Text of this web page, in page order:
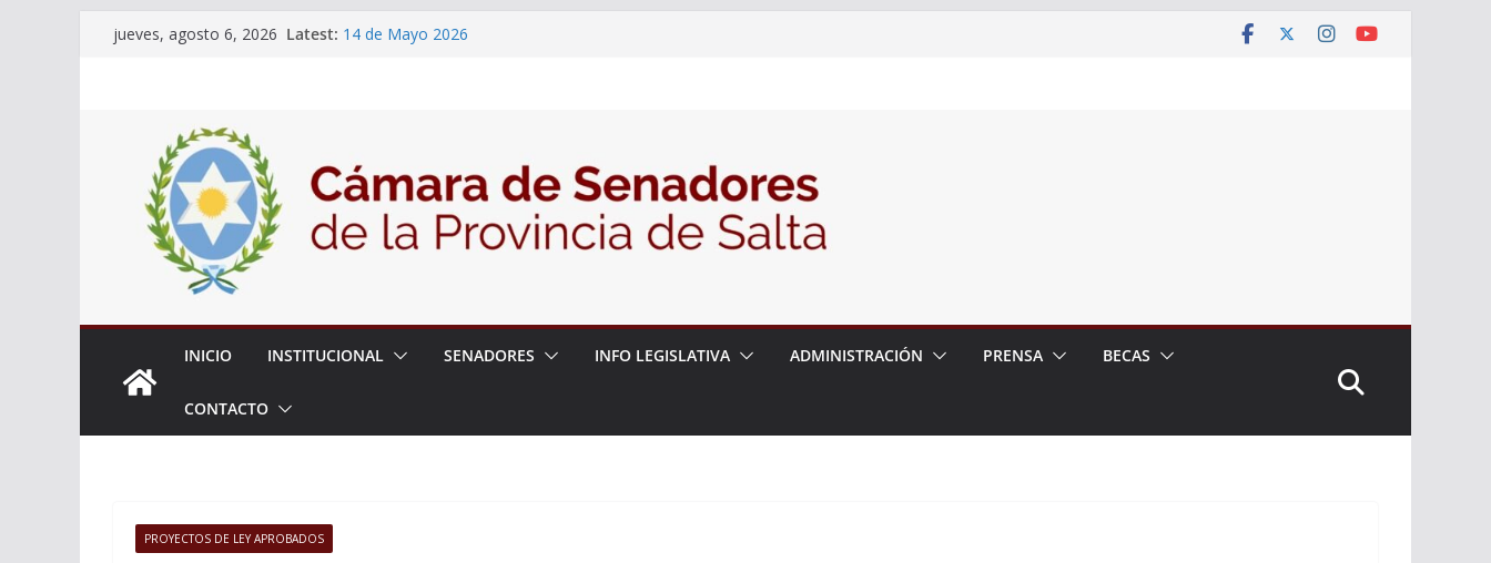
jueves, agosto 6, 2026 Latest: 14 de Mayo 2026
Adjudicacion Simple N° 27/26
INICIO INSTITUCIONAL SENADORES INFO LEGISLATIVA ADMINISTRACIÓN PRENSA BECAS
CONTACTO
PROYECTOS DE LEY APROBADOS